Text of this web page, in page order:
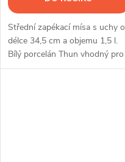
Střední zapékací mísa s uchy o
délce 34,5 cm a objemu 1,5 l.
Bílý porcelán Thun vhodný pro
pečení, zapékání i servírování